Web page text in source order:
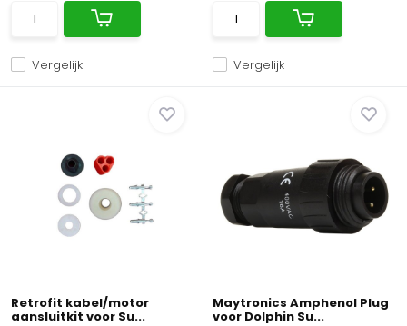
Vergelijk Vergelijk
Retrofit kabel/motor
aansluitkit voor Su...
Maytronics Amphenol Plug
voor Dolphin Su...